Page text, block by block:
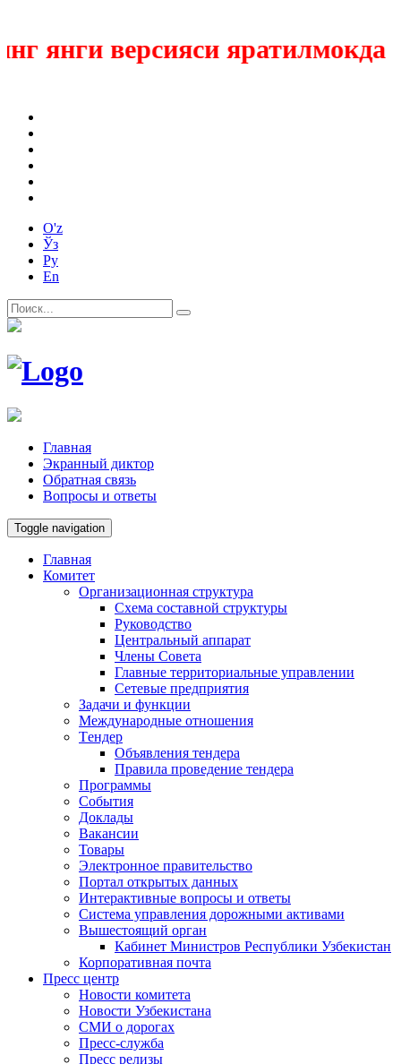
версияси яратилмокда
O'z
Ўз
Ру
En
Главная
Экранный диктор
Обратная связь
Вопросы и ответы
Toggle navigation
Главная
Комитет
Организационная структура
Схема составной структуры
Руководство
Центральный аппарат
Члены Совета
Главные территориальные управлении
Сетевые предприятия
Задачи и функции
Международные отношения
Tендер
Объявления тендера
Правила проведение тендера
Программы
Cобытия
Доклады
Вакансии
Товары
Электронное правительство
Портал открытых данных
Интерактивные вопросы и ответы
Система управления дорожными активами
Вышестоящий орган
Кабинет Министров Республики Узбекистан
Корпоративная почта
Пресс центр
Новости комитета
Новости Узбекистана
СМИ о дорогах
Пресс-служба
Пресс релизы